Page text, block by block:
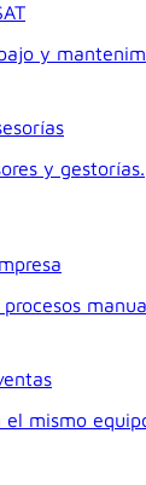
y
y gestorías.
el mismo